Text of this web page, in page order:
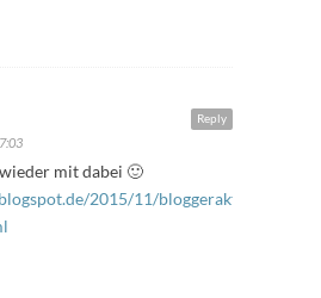
Reply
mit dabei 🙂
2015/11/bloggeraktion-